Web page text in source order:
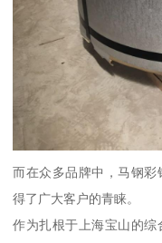
而在众多品牌中，马钢
得了广大客户的青睐。
作为扎根于上海宝山的